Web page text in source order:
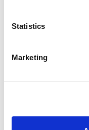
Statistics
Marketing